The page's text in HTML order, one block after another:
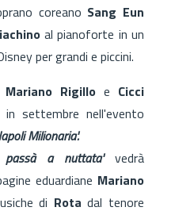
coreano Sang Eun
al pianoforte in un
per grandi e piccini.
Mariano Rigillo e Cicci
settembre nell'evento
Milionaria'.
passà a nuttata'vedrà
eduardiane Mariano
di Rotadal tenore